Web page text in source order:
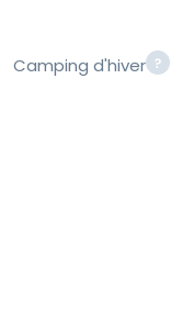
Camping d'hiver